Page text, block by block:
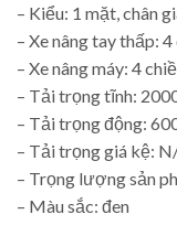
– Kiểu: 1 mặt, chân
– Xe nâng tay thấp:
– Xe nâng máy: 4
– Tải trọng tĩnh:
– Tải trọng động:
– Tải trọng giá kệ:
– Trọng lượng sản
– Màu sắc: đen